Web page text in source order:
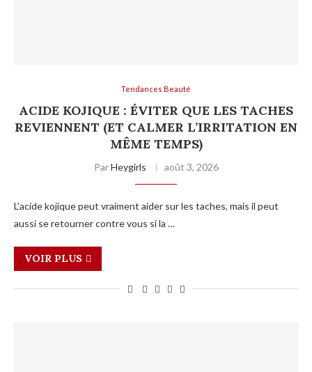
Tendances Beauté
ACIDE KOJIQUE : ÉVITER QUE LES TACHES
REVIENNENT (ET CALMER L’IRRITATION EN
MÊME TEMPS)
ParHeygirls août 3, 2026
L’acide kojique peut vraiment aider sur les taches, mais il peut
aussi se retourner contre vous si la …
VOIR PLUS